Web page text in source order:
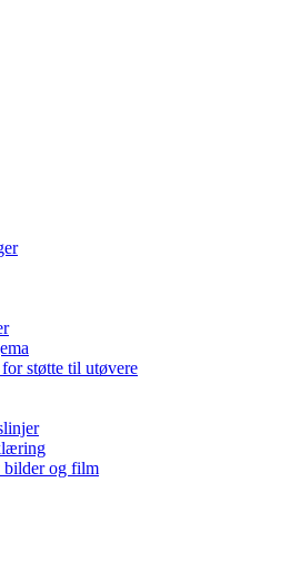
støtte til utøvere
bilder og film